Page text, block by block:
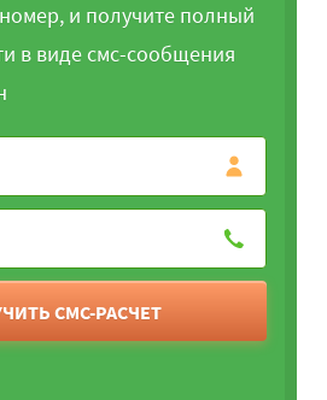
и получите полный
в виде смс-сообщения
СМС-РАСЧЕТ